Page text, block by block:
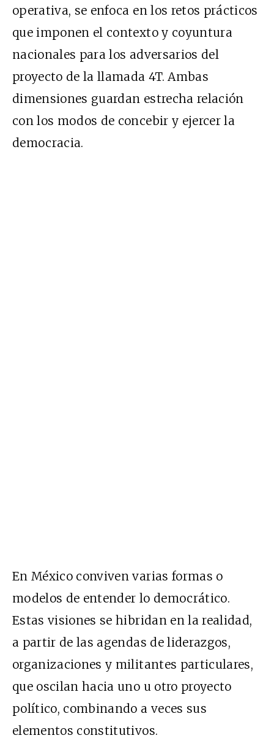
operativa, se enfoca en los retos prácticos
que imponen el contexto y coyuntura
nacionales para los adversarios del
proyecto de la llamada 4T. Ambas
dimensiones guardan estrecha relación
con los modos de concebir y ejercer la
democracia.
En México conviven varias formas o
modelos de entender lo democrático.
Estas visiones se hibridan en la realidad,
a partir de las agendas de liderazgos,
organizaciones y militantes particulares,
que oscilan hacia uno u otro proyecto
político, combinando a veces sus
elementos constitutivos.